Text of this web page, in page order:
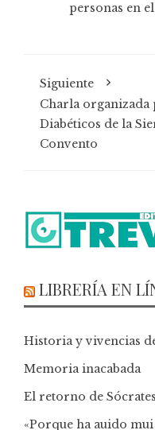
personas en
Siguiente
Charla organizada
Diabéticos de la
Convento
LIBRERÍA EN
Historia y vivencias
Memoria inacabada
El retorno de Sócrates
«Porque ha auido